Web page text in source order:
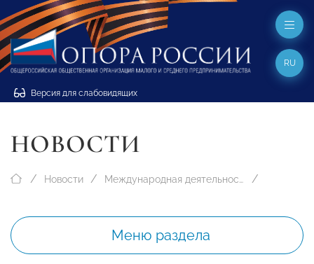
Версия для слабовидящих
RU
НОВОСТИ
Новости Международная деятельность
Меню раздела